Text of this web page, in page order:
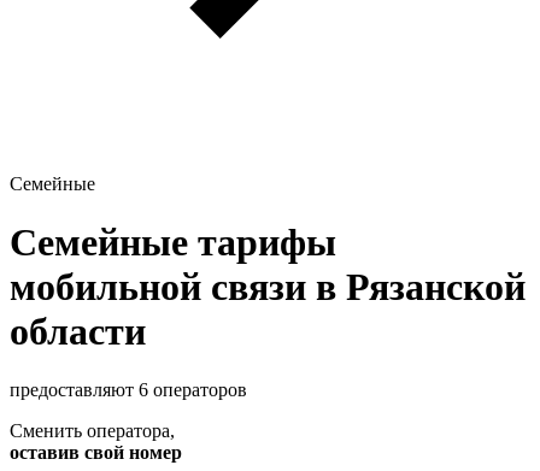
Семейные
Семейные тарифы
мобильной связи в Рязанской
области
предоставляют 6 операторов
Сменить оператора,
оставив свой номер